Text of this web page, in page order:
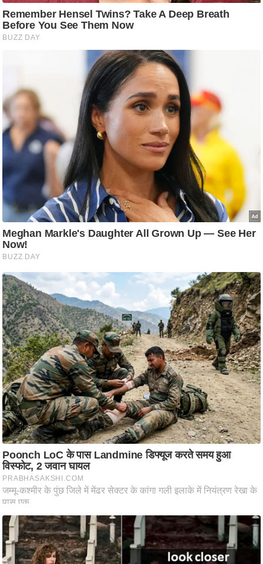
ए
म
.
आ
.
चा
प
स
मी
क्षा
ध
र्म
ज्यो
ति
ष
प्र
भु
म
हि
मा
/
ध
र्म
स्थ
ल
व्र
त्यो
हा
र